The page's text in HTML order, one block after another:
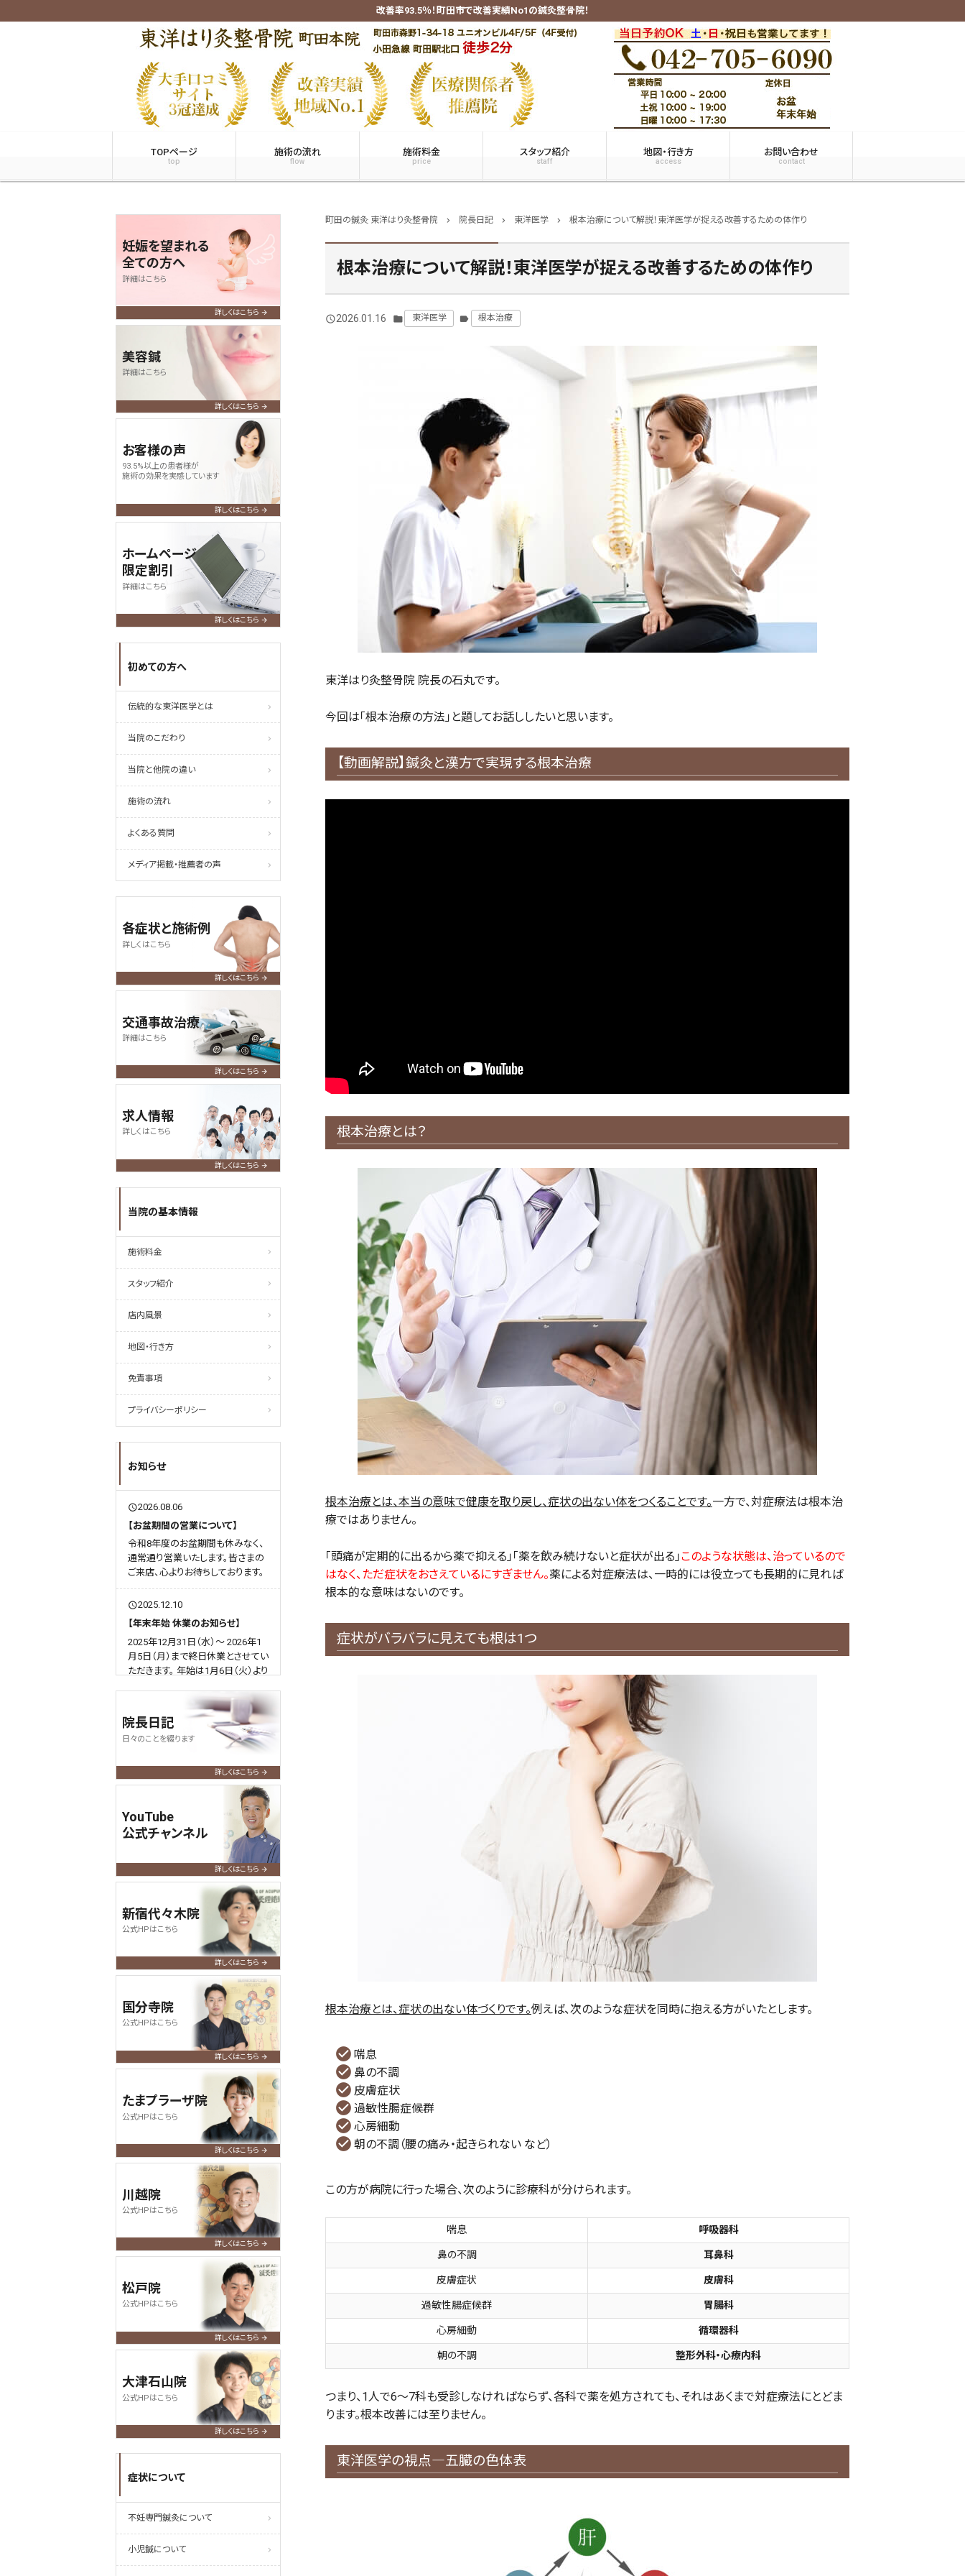
改善率93.5％！町田市で改善実績No1の鍼灸整骨院！
TOPページ
top
施術の流れ
flow
施術料金
price
スタッフ紹介
staff
地図・行き方
access
お問い合わせ
contact
町田の鍼灸 東洋はり灸整骨院 chevron_right 院長日記 chevron_right 東洋医学 chevron_right 根本治療について解説！東洋医学が捉える改善するための体作り
根本治療について解説！東洋医学が捉える改善するための体作り
query_builder2026.01.16 folder 東洋医学 label 根本治療
東洋はり灸整骨院 院長の石丸です。
今回は「根本治療の方法」と題してお話ししたいと思います。
【動画解説】鍼灸と漢方で実現する根本治療
根本治療とは？
根本治療とは、本当の意味で健康を取り戻し、症状の出ない体をつくることです。一方で、対症療法は根本治
療ではありません。
「頭痛が定期的に出るから薬で抑える」「薬を飲み続けないと症状が出る」このような状態は、治っているので
はなく、ただ症状をおさえているにすぎません。薬による対症療法は、一時的には役立っても長期的に見れば
根本的な意味はないのです。
症状がバラバラに見えても根は1つ
根本治療とは、症状の出ない体づくりです。例えば、次のような症状を同時に抱える方がいたとします。
喘息
鼻の不調
皮膚症状
過敏性腸症候群
心房細動
朝の不調（腰の痛み・起きられない など）
この方が病院に行った場合、次のように診療科が分けられます。
喘息 呼吸器科
鼻の不調 耳鼻科
皮膚症状 皮膚科
過敏性腸症候群 胃腸科
心房細動 循環器科
朝の不調 整形外科・心療内科
つまり、1人で6〜7科も受診しなければならず、各科で薬を処方されても、それはあくまで対症療法にとどま
ります。根本改善には至りません。
東洋医学の視点―五臓の色体表
妊娠を望まれる
全ての方へ
詳細はこちら
詳しくはこちら
美容鍼
詳細はこちら
詳しくはこちら
お客様の声
93.5%以上の患者様が
施術の効果を実感しています
詳しくはこちら
ホームページ
限定割引
詳細はこちら
詳しくはこちら
初めての方へ
伝統的な東洋医学とは
当院のこだわり
当院と他院の違い
施術の流れ
よくある質問
メディア掲載・推薦者の声
各症状と施術例
詳しくはこちら
詳しくはこちら
交通事故治療
詳細はこちら
詳しくはこちら
求人情報
詳しくはこちら
詳しくはこちら
当院の基本情報
施術料金
スタッフ紹介
店内風景
地図・行き方
免責事項
プライバシーポリシー
お知らせ
query_builder2026.08.06
【お盆期間の営業について】
令和8年度のお盆期間も休みなく、
通常通り営業いたします。皆さまの
ご来店、心よりお待ちしております。
query_builder2025.12.10
【年末年始 休業のお知らせ】
2025年12月31日（水）～ 2026年1
月5日（月）まで終日休業とさせてい
ただきます。 年始は1月6日（火）より
何卒よろしくお願い申し上げます。
query_builder2025.04.09
せ】
令和7年のGWも通常通り営業いた
よろしくお願い申し上げます。
【年末年始 休業のお知らせ】
2024年12月31日（火）～ 2025年1
月5日（日）まで終日休業とさせてい
ただきます。 年始は1/6（月）より通
常通り営業いたします。
何卒よろしくお願い申し上げます。
【お盆期間の営業について】
令和6年度のお盆期間も休みなく、
通常通り営業いたします。皆さまの
ご来店、心よりお待ちしております。
院長日記
日々のことを綴ります
詳しくはこちら
YouTube
公式チャンネル
詳しくはこちら
新宿代々木院
公式HPはこちら
詳しくはこちら
国分寺院
公式HPはこちら
詳しくはこちら
たまプラーザ院
公式HPはこちら
詳しくはこちら
川越院
公式HPはこちら
詳しくはこちら
松戸院
公式HPはこちら
詳しくはこちら
大津石山院
公式HPはこちら
詳しくはこちら
症状について
不妊専門鍼灸について
小児鍼について